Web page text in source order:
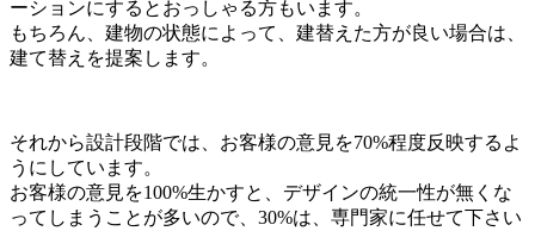
ーションにするとおっしゃる方もいます。
もちろん、建物の状態によって、建替えた方が良い場合は、
建て替えを提案します。
それから設計段階では、お客様の意見を70%程度反映するよ
うにしています。
お客様の意見を100%生かすと、デザインの統一性が無くな
ってしまうことが多いので、30%は、専門家に任せて下さい